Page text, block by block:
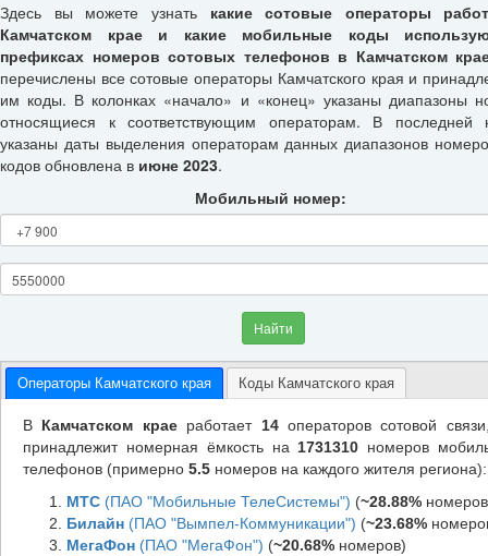
Здесь вы можете узнать какие сотовые операторы
Камчатском крае и какие мобильные коды
префиксах номеров сотовых телефонов в Камчатском
перечислены все сотовые операторы Камчатского края и
им коды. В колонках «начало» и «конец» указаны диапазоны
относящиеся к соответствующим операторам. В последней
указаны даты выделения операторам данных диапазонов
кодов обновлена в июне 2023.
Мобильный номер:
Найти
Операторы Камчатского края Коды Камчатского края
В Камчатском краеработает 14операторов сотовой
принадлежит номерная ёмкость на 1731310 номеров
телефонов (примерно 5.5номеров на каждого жителя региона):
МТС(ПАО "Мобильные ТелеСистемы") (~28.88%
Билайн(ПАО "Вымпел-Коммуникации") (~23.68%
МегаФон(ПАО "МегаФон") (~20.68%номеров)